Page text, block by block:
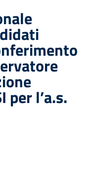
per l’a.s.